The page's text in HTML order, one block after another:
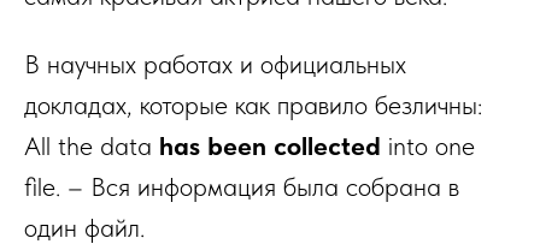
В научных работах и официальных
докладах, которые как правило безличны:
All the data has been collected into one
file. – Вся информация была собрана в
один файл.